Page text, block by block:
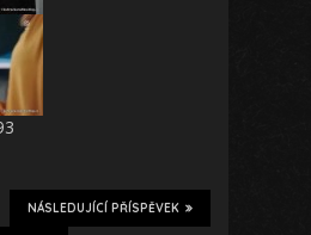
NÁSLEDUJÍCÍ PŘÍSPĚVEK